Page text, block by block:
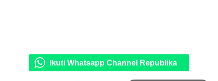
Ikuti Whatsapp Channel Republika